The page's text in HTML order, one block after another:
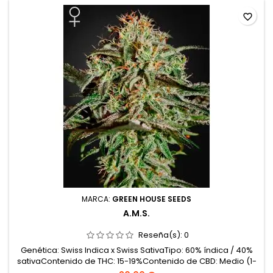
MARCA: GREEN HOUSE SEEDS
A.M.S.
Reseña(s): 0
Genética: Swiss Indica x Swiss SativaTipo: 60% índica / 40%
sativaContenido de THC: 15-19%Contenido de CBD: Medio (1-
favorite_border